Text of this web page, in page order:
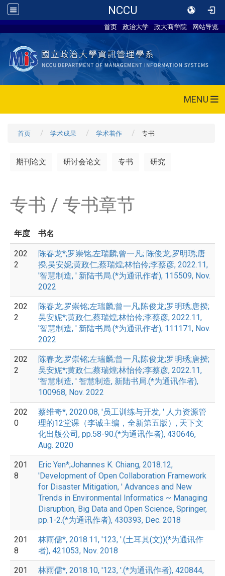
NCCU
首页 政治大学 政大商学院 网站导览
MENU
首页 学术成果 学术着作 专书
期刊论文 研讨会论文 专书 研究
专书 / 专书章节
年度 书名
202
2
陈春龙*;罗崇铭;左瑞麟;曾一凡; 陈俊龙;罗明琇;唐
揆;吴安妮;黄政仁;蔡瑞煌;林怡伶;李蔡彦, 2022.11,
'智慧制造, ' 新陆书局.(*为通讯作者), 115509, Nov.
2022
202
2
陈春龙;罗崇铭;左瑞麟;曾一凡;陈俊龙;罗明琇;唐揆;
吴安妮*;黄政仁;蔡瑞煌;林怡伶;李蔡彦, 2022.11,
'智慧制造, ' 新陆书局.(*为通讯作者), 111171, Nov.
2022
202
2
陈春龙;罗崇铭;左瑞麟;曾一凡;陈俊龙;罗明琇;唐揆;
吴安妮*;黄政仁;蔡瑞煌;林怡伶;李蔡彦, 2022.11,
'智慧制造, ' 智慧制造, 新陆书局.(*为通讯作者),
100968, Nov. 2022
202
0
蔡维奇*, 2020.08, '员工训练与开发, ' 人力资源管
理的12堂课（李诚主编，全新第五版）, 天下文
化出版公司, pp.58-90.(*为通讯作者), 430646,
Aug. 2020
201
8
Eric Yen*;Johannes K. Chiang, 2018.12,
'Development of Open Collaboration Framework
for Disaster Mitigation, ' Advances and New
Trends in Environmental Informatics ~ Managing
Disruption, Big Data and Open Science, Springer,
pp.1-2.(*为通讯作者), 430393, Dec. 2018
201
8
林雨儒*, 2018.11, '123, '.(土耳其(文))(*为通讯作
者), 421053, Nov. 2018
201
林雨儒*, 2018.10, '123, '.(*为通讯作者), 420844,